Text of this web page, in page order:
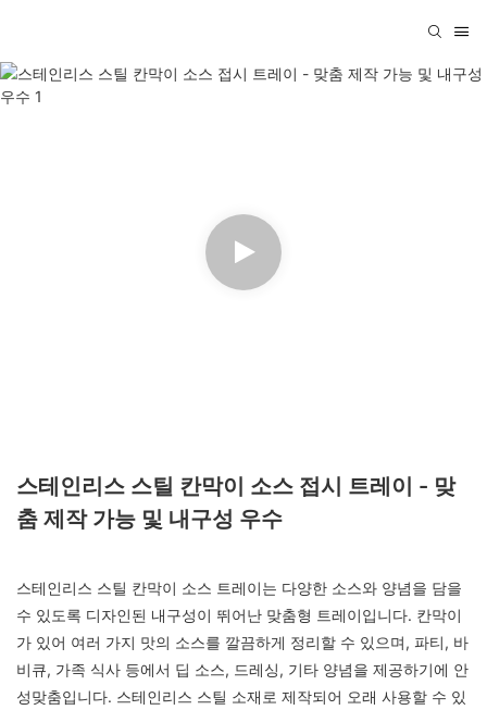
스테인리스 스틸 칸막이 소스 접시 트레이 - 맞
춤 제작 가능 및 내구성 우수
스테인리스 스틸 칸막이 소스 트레이는 다양한 소스와 양념을 담을
수 있도록 디자인된 내구성이 뛰어난 맞춤형 트레이입니다. 칸막이
가 있어 여러 가지 맛의 소스를 깔끔하게 정리할 수 있으며, 파티, 바
비큐, 가족 식사 등에서 딥 소스, 드레싱, 기타 양념을 제공하기에 안
성맞춤입니다. 스테인리스 스틸 소재로 제작되어 오래 사용할 수 있